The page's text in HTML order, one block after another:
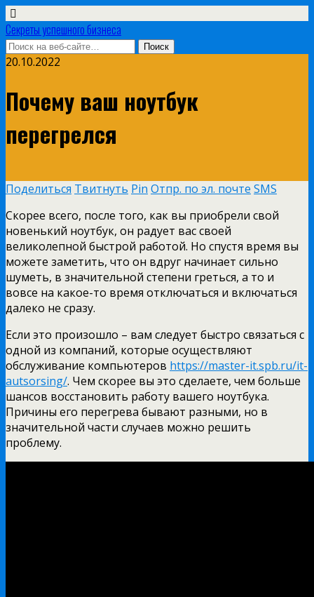
Секреты успешного бизнеса
20.10.2022
Почему ваш ноутбук
перегрелся
Поделиться Твитнуть Pin Отпр. по эл. почте SMS
Скорее всего, после того, как вы приобрели свой
новенький ноутбук, он радует вас своей
великолепной быстрой работой. Но спустя время вы
можете заметить, что он вдруг начинает сильно
шуметь, в значительной степени греться, а то и
вовсе на какое-то время отключаться и включаться
далеко не сразу.
Если это произошло – вам следует быстро связаться с
одной из компаний, которые осуществляют
обслуживание компьютеров https://master-it.spb.ru/it-
autsorsing/. Чем скорее вы это сделаете, чем больше
шансов восстановить работу вашего ноутбука.
Причины его перегрева бывают разными, но в
значительной части случаев можно решить
проблему.